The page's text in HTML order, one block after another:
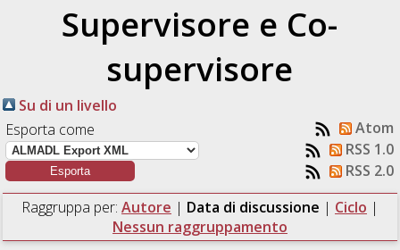
Supervisore e Co-
supervisore
Su di un livello
Esporta come
Atom
RSS 1.0
RSS 2.0
Raggruppa per: Autore | Data di discussione | Ciclo |
Nessun raggruppamento